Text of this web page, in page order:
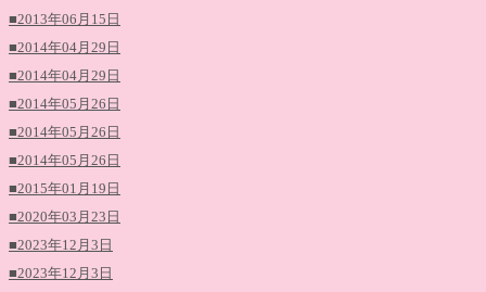
■2013年06月15日
■2014年04月29日
■2014年04月29日
■2014年05月26日
■2014年05月26日
■2014年05月26日
■2015年01月19日
■2020年03月23日
■2023年12月3日
■2023年12月3日